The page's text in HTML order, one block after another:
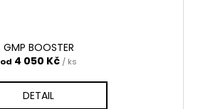
GMP BOOSTER
od 4 050 Kč / ks
DETAIL